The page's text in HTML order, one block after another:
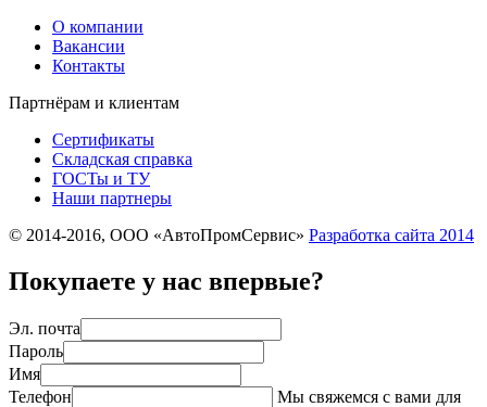
О компании
Вакансии
Контакты
Партнёрам и клиентам
Сертификаты
Складская справка
ГОСТы и ТУ
Наши партнеры
© 2014-2016, ООО «АвтоПромСервис» Разработка сайта 2014
Покупаете у нас впервые?
Эл. почта
Пароль
Имя
Телефон
Мы свяжемся с вами для